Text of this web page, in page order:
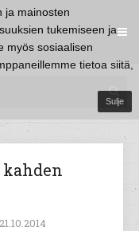
ja mainosten
tukemiseen ja
myös sosiaalisen
tietoa siitä,
Sulje
21.10.2014